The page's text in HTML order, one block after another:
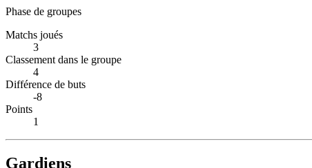
Phase de groupes
Matchs joués
3
Classement dans le groupe
4
Différence de buts
-8
Points
1
Gardiens